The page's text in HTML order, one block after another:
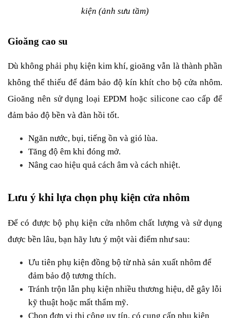
kiện (ảnh sưu tầm)
Gioăng cao su
Dù không phải phụ kiện kim khí, gioăng vẫn là thành phần
không thể thiếu để đảm bảo độ kín khít cho bộ cửa nhôm.
Gioăng nên sử dụng loại EPDM hoặc silicone cao cấp để
đảm bảo độ bền và đàn hồi tốt.
Ngăn nước, bụi, tiếng ồn và gió lùa.
Tăng độ êm khi đóng mở.
Nâng cao hiệu quả cách âm và cách nhiệt.
Lưu ý khi lựa chọn phụ kiện cửa nhôm
Để có được bộ phụ kiện cửa nhôm chất lượng và sử dụng
được bền lâu, bạn hãy lưu ý một vài điểm như sau:
Ưu tiên phụ kiện đồng bộ từ nhà sản xuất nhôm để
đảm bảo độ tương thích.
Tránh trộn lẫn phụ kiện nhiều thương hiệu, dễ gây lỗi
kỹ thuật hoặc mất thẩm mỹ.
Chọn đơn vị thi công uy tín, có cung cấp phụ kiện